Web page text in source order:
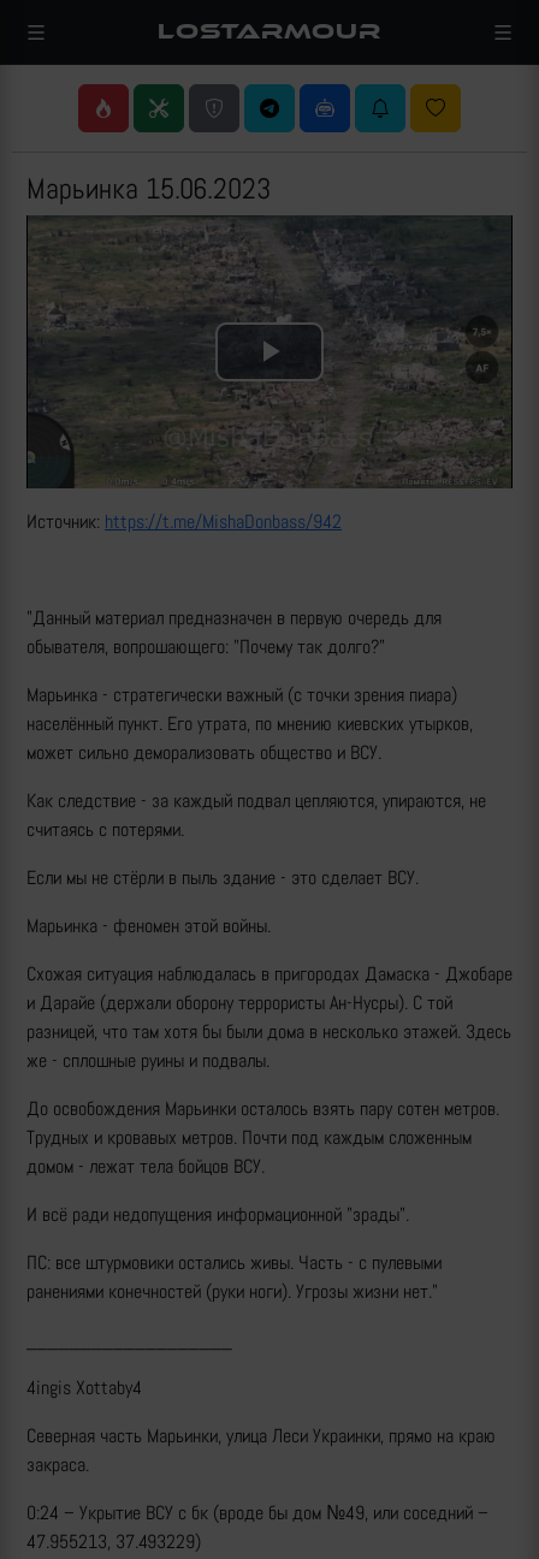
LOSTARMOUR
Марьинка 15.06.2023
Play
Video
Источник: https://t.me/MishaDonbass/942
"Данный материал предназначен в первую очередь для
обывателя, вопрошающего: "Почему так долго?"
Марьинка - стратегически важный (с точки зрения пиара)
населённый пункт. Его утрата, по мнению киевских утырков,
может сильно деморализовать общество и ВСУ.
Как следствие - за каждый подвал цепляются, упираются, не
считаясь с потерями.
Если мы не стёрли в пыль здание - это сделает ВСУ.
Марьинка - феномен этой войны.
Схожая ситуация наблюдалась в пригородах Дамаска - Джобаре
и Дарайе (держали оборону террористы Ан-Нусры). С той
разницей, что там хотя бы были дома в несколько этажей. Здесь
же - сплошные руины и подвалы.
До освобождения Марьинки осталось взять пару сотен метров.
Трудных и кровавых метров. Почти под каждым сложенным
домом - лежат тела бойцов ВСУ.
И всё ради недопущения информационной "зрады".
ПС: все штурмовики остались живы. Часть - с пулевыми
ранениями конечностей (руки ноги). Угрозы жизни нет."
4ingis Xottaby4
Северная часть Марьинки, улица Леси Украинки, прямо на краю
закраса.
0:24 – Укрытие ВСУ с бк (вроде бы дом №49, или соседний –
47.955213, 37.493229)